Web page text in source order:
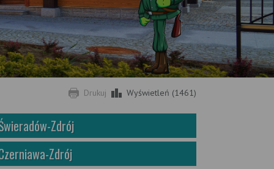
Drukuj Wyświetleń (1461)
Zdrój
Zdrój